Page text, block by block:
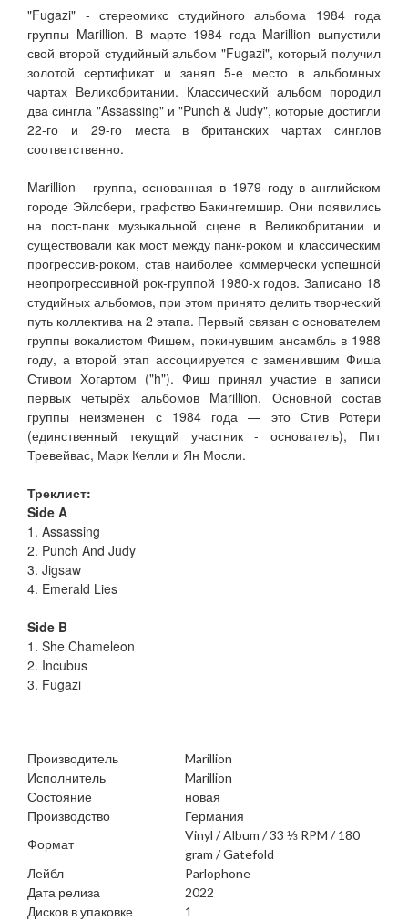
"Fugazi" - стереомикс студийного альбома 1984 года
группы Marillion. В марте 1984 года Marillion выпустили
свой второй студийный альбом "Fugazi", который получил
золотой сертификат и занял 5-е место в альбомных
чартах Великобритании. Классический альбом породил
два сингла "Assassing" и "Punch & Judy", которые достигли
22-го и 29-го места в британских чартах синглов
соответственно.
Marillion - группа, основанная в 1979 году в английском
городе Эйлсбери, графство Бакингемшир. Они появились
на пост-панк музыкальной сцене в Великобритании и
существовали как мост между панк-роком и классическим
прогрессив-роком, став наиболее коммерчески успешной
неопрогрессивной рок-группой 1980-х годов. Записано 18
студийных альбомов, при этом принято делить творческий
путь коллектива на 2 этапа. Первый связан с основателем
группы вокалистом Фишем, покинувшим ансамбль в 1988
году, а второй этап ассоциируется с заменившим Фиша
Стивом Хогартом ("h"). Фиш принял участие в записи
первых четырёх альбомов Marillion. Основной состав
группы неизменен с 1984 года — это Стив Ротери
(единственный текущий участник - основатель), Пит
Тревейвас, Марк Келли и Ян Мосли.
Треклист:
Side A
1. Assassing
2. Punch And Judy
3. Jigsaw
4. Emerald Lies
Side B
1. She Chameleon
2. Incubus
3. Fugazi
Производитель
Marillion
Исполнитель
Marillion
Состояние
новая
Производство
Германия
Формат
Vinyl / Album / 33 ⅓ RPM / 180
gram / Gatefold
Лейбл
Parlophone
Дата релиза
2022
Дисков в упаковке
1